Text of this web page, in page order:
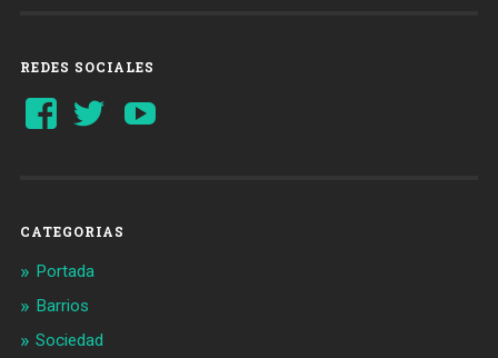
REDES SOCIALES
Ver
perfil
Ver
perfil
CATEGORIAS
Portada
Barrios
Sociedad